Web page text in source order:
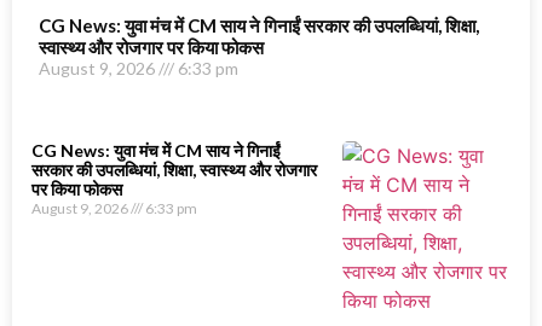
CG News: युवा मंच में CM साय ने गिनाईं सरकार की उपलब्धियां, शिक्षा,
स्वास्थ्य और रोजगार पर किया फोकस
August 9, 2026 6:33 pm
CG News: युवा मंच में CM साय ने गिनाईं
सरकार की उपलब्धियां, शिक्षा, स्वास्थ्य और रोजगार
पर किया फोकस
August 9, 2026 6:33 pm